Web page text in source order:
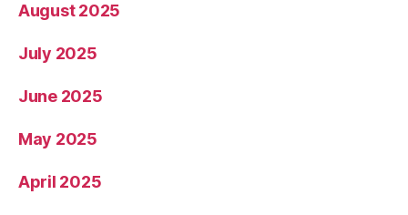
August 2025
July 2025
June 2025
May 2025
April 2025